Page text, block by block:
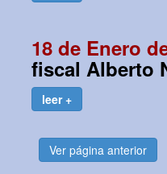
18 de Enero
fiscal Alberto
leer +
Ver página anterior